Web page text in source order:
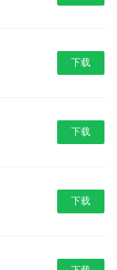
下载
下载
下载